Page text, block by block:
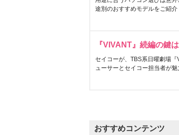
途別のおすすめモデルをご紹介
『VIVANT』続編の鍵
セイコーが、TBS系日曜劇場
ューサーとセイコー担当者が魅
おすすめコンテンツ